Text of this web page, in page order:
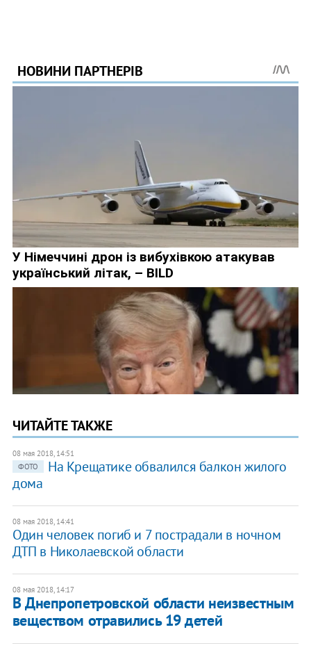
ЧИТАЙТЕ ТАКЖЕ
08 мая 2018, 14:51
ФОТО
На Крещатике обвалился балкон жилого
дома
08 мая 2018, 14:41
Один человек погиб и 7 пострадали в ночном
ДТП в Николаевской области
08 мая 2018, 14:17
В Днепропетровской области неизвестным
веществом отравились 19 детей